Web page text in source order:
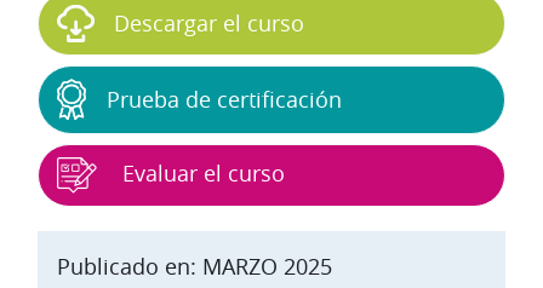
Publicado en: MARZO 2025
Descargar el curso
Prueba de certificación
Evaluar el curso